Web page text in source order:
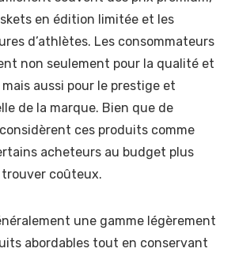
en édition limitée et les
d’athlètes. Les consommateurs
non seulement pour la qualité et
aussi pour le prestige et
de la marque. Bien que de
ces produits comme
acheteurs au budget plus
coûteux.
une gamme légèrement
abordables tout en conservant